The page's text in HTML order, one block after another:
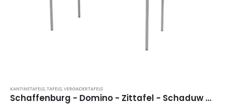
KANTINETAFELS,TAFELS,VERGADERTAFELS
Schaffenburg - Domino - Zittafel - Schaduw Zwart